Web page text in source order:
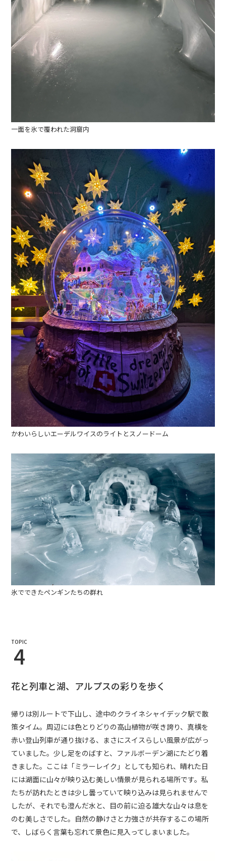
一面を氷で覆われた洞窟内
かわいらしいエーデルワイスのライトとスノードーム
氷でできたペンギンたちの群れ
TOPIC
4
花と列車と湖、アルプスの彩りを歩く
帰りは別ルートで下山し、途中のクライネシャイデック駅で散
策タイム。周辺には色とりどりの高山植物が咲き誇り、真横を
赤い登山列車が通り抜ける、まさにスイスらしい風景が広がっ
ていました。少し足をのばすと、ファルボーデン湖にたどり着
きました。ここは「ミラーレイク」としても知られ、晴れた日
には湖面に山々が映り込む美しい情景が見られる場所です。私
たちが訪れたときは少し曇っていて映り込みは見られませんで
したが、それでも澄んだ水と、目の前に迫る雄大な山々は息を
のむ美しさでした。自然の静けさと力強さが共存するこの場所
で、しばらく言葉も忘れて景色に見入ってしまいました。